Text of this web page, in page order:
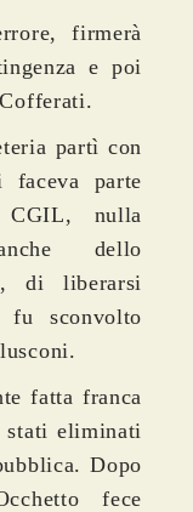
firmerà
e poi
partì con
parte
nulla
dello
di liberarsi
fu sconvolto
fatta franca
stati eliminati
Dopo
fece